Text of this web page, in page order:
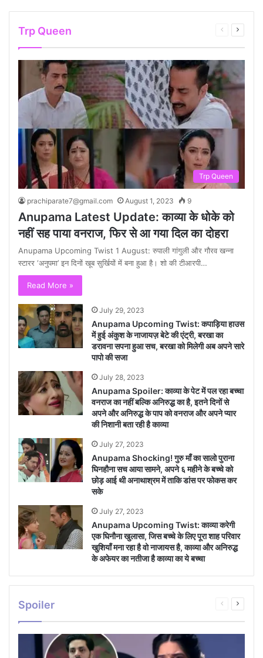
Trp Queen
Previous
Next
Trp Queen
prachiparate7@gmail.com August 1, 2023 9
Anupama Latest Update: काव्या के धोके को
नहीं सह पाया वनराज, फिर से आ गया दिल का दोहरा
Anupama Upcoming Twist 1 August: रुपाली गांगुली और गौरव खन्ना
स्टारर ‘अनुपमा’ इन दिनों खूब सुर्खियों में बना हुआ है। शो की टीआरपी…
Read More »
July 29, 2023
Anupama Upcoming Twist: कपाड़िया हाउस
में हुई अंकुश के नाजायज़ बेटे की एंट्री, बरखा का
डरावना सपना हुआ सच, बरखा को मिलेगी अब अपने सारे
पापो की सजा
July 28, 2023
Anupama Spoiler: काव्या के पेट में पल रहा बच्चा
वनराज का नहीं बल्कि अनिरुद्ध का है, इतने दिनों से
अपने और अनिरुद्ध के पाप को वनराज और अपने प्यार
की निशानी बता रही है काव्या
July 27, 2023
Anupama Shocking! गुरु माँ का सालो पुराना
घिनहौना सच आया सामने, अपने ६ महीने के बच्चे को
छोड़ आई थी अनाथाश्रम में ताकि डांस पर फोकस कर
सके
July 27, 2023
Anupama Upcoming Twist: काव्या करेगी
एक घिनौना खुलासा, जिस बच्चे के लिए पूरा शाह परिवार
खुशियाँ मना रहा है वो नाजायस है, काव्या और अनिरुद्ध
के अफेयर का नतीजा है काव्या का ये बच्चा
Spoiler
Previous
Next